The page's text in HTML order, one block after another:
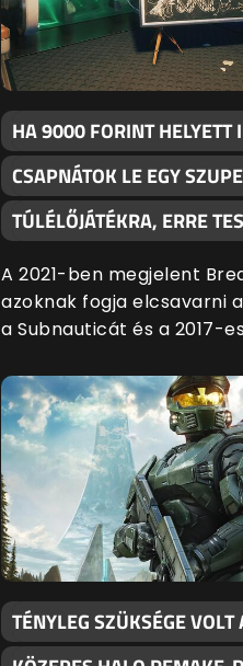
HA 9000 FORINT HELYETT
CSAPNÁTOK LE EGY
TÚLÉLŐJÁTÉKRA, ERRE
A 2021-ben megjelent
azoknak fogja elcsavarni
a Subnauticát és a 2017-
TÉNYLEG SZÜKSÉGE